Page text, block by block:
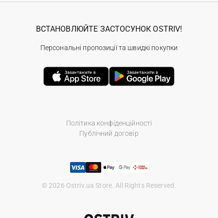
Політика конфіденційності
Публічний договір
© 2026 Ostriv.ua Store. All Rights Reserved.
ВСТАНОВЛЮЙТЕ ЗАСТОСУНОК OSTRIV!
Персональні пропозиції та швидкі покупки